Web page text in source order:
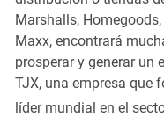
Marshalls,
Maxx, encontrará
prosperar y generar un
TJX, una empresa que
líder mundial en el